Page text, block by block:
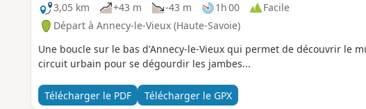
3,05 km
+43 m -43 m 1h 00
Facile
Départ à Annecy-le-Vieux (Haute-Savoie)
Une boucle sur le bas d'Annecy-le-Vieux qui permet de découvrir le
circuit urbain pour se dégourdir les jambes...
Télécharger le PDF Télécharger le GPX